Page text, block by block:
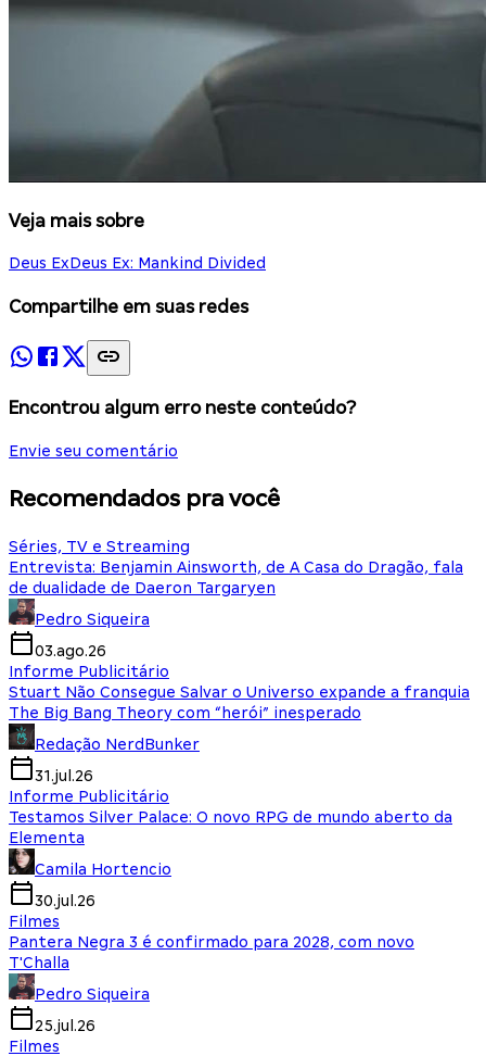
Veja mais sobre
Deus ExDeus Ex: Mankind Divided
Compartilhe em suas redes
Encontrou algum erro neste conteúdo?
Envie seu comentário
Recomendados pra você
Séries, TV e Streaming
Entrevista: Benjamin Ainsworth, de A Casa do Dragão, fala
de dualidade de Daeron Targaryen
Pedro Siqueira
03.ago.26
Informe Publicitário
Stuart Não Consegue Salvar o Universo expande a franquia
The Big Bang Theory com “herói” inesperado
Redação NerdBunker
31.jul.26
Informe Publicitário
Testamos Silver Palace: O novo RPG de mundo aberto da
Elementa
Camila Hortencio
30.jul.26
Filmes
Pantera Negra 3 é confirmado para 2028, com novo
T'Challa
Pedro Siqueira
25.jul.26
Filmes